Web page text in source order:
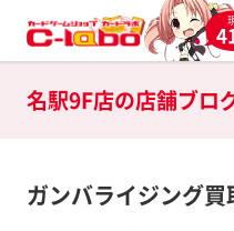
名駅9F店の店舗ブロ
ガンバライジング買